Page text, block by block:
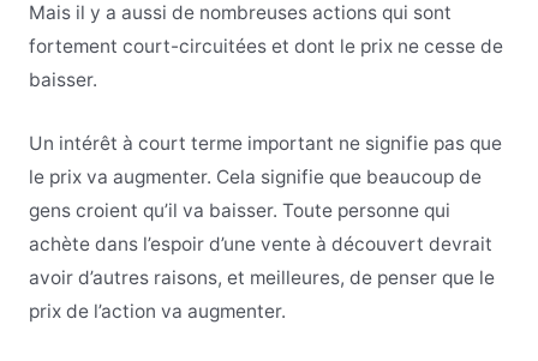
Mais il y a aussi de nombreuses actions qui sont
fortement court-circuitées et dont le prix ne cesse de
baisser.
Un intérêt à court terme important ne signifie pas que
le prix va augmenter. Cela signifie que beaucoup de
gens croient qu’il va baisser. Toute personne qui
achète dans l’espoir d’une vente à découvert devrait
avoir d’autres raisons, et meilleures, de penser que le
prix de l’action va augmenter.